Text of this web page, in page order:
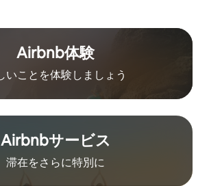
Airbnb体験
いことを体験しましょう
Airbnb⁠サ⁠ー⁠ビ⁠ス
滞在をさ⁠ら⁠に特⁠別⁠に